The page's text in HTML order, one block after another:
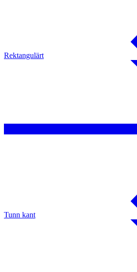
Rektangulärt
Tunn kant